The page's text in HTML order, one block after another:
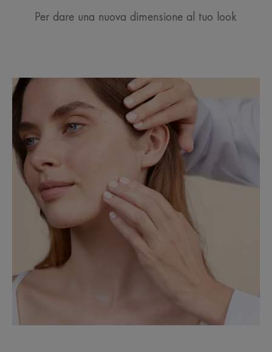
Per dare una nuova dimensione al tuo look